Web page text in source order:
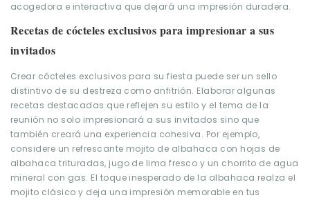
acogedora e interactiva que dejará una impresión duradera.
Recetas de cócteles exclusivos para impresionar a sus
invitados
Crear cócteles exclusivos para su fiesta puede ser un sello
distintivo de su destreza como anfitrión. Elaborar algunas
recetas destacadas que reflejen su estilo y el tema de la
reunión no solo impresionará a sus invitados sino que
también creará una experiencia cohesiva. Por ejemplo,
considere un refrescante mojito de albahaca con hojas de
albahaca trituradas, jugo de lima fresco y un chorrito de agua
mineral con gas. El toque inesperado de la albahaca realza el
mojito clásico y deja una impresión memorable en tus